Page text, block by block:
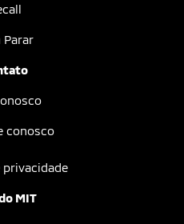
Parar
conosco
privacidade
MIT